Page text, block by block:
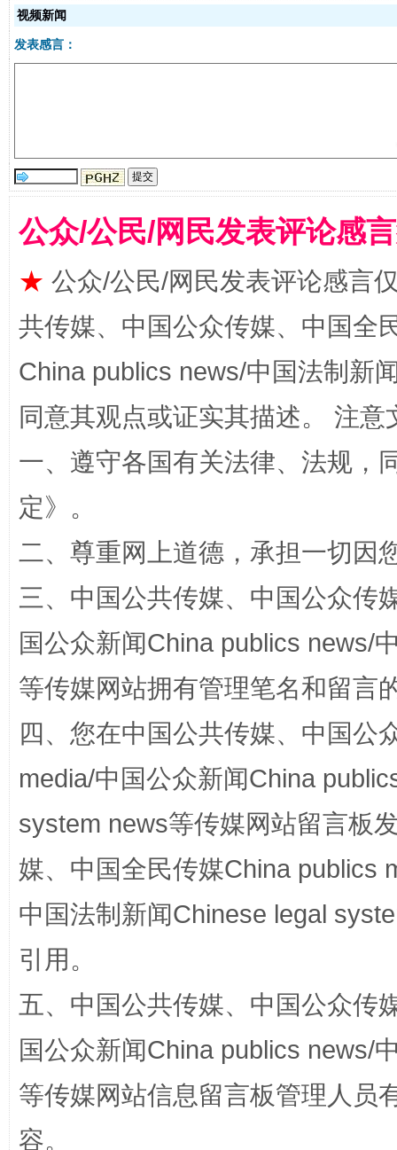
国家大学科技园优化重塑工作
扯下公款旅游的“隐身衣” 如何以
“蜀中异人”王建安的艺术幻境
完善运行机制助力责任有效落实 一纸欠
视频新闻
发表感言：
公众/公民/网民发表评论感
★ 公众/公民/网民发表评论感言
共传媒、中国公众传媒、中国全
China publics news/中国法制新
同意其观点或证实其描述。 注
一、遵守各国有关法律、法规，
定》。
二、尊重网上道德，承担一切因
三、中国公共传媒、中国公众传
国公众新闻China publics news/
等传媒网站拥有管理笔名和留言
四、您在中国公共传媒、中国公
media/中国公众新闻China
system news等传媒网站留言板
媒、中国全民传媒China publics
中国法制新闻Chinese legal
引用。
五、中国公共传媒、中国公众传
国公众新闻China publics news/
等传媒网站信息留言板管理人员
容。